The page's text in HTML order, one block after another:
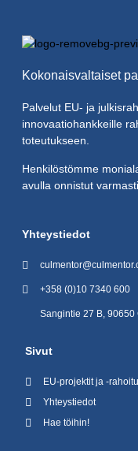
Kokonaisvaltaiset
Palvelut EU- ja
innovaatiohankkeille
toteutukseen.
Henkilöstömme
avulla onnistut
Yhteystiedot
+358 (0)10 7340 600
Sangintie 27 B, 90650
Sivut
EU-projektit ja -
Yhteystiedot
Hae töihin!